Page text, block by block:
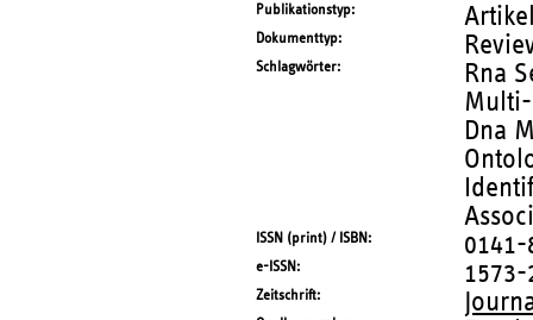
Publikationstyp
Dokumenttyp
Schlagwörter
Rna
Multi-
Dna
ISSN (print) / ISBN 0141-
e-ISSN 1573-
Zeitschrift